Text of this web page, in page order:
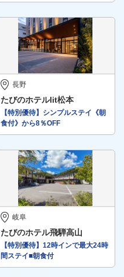
長野
たびのホテルlit松本
【特別優待】シンプルステイ《朝
食付》から8％OFF
岐阜
たびのホテル飛騨高山
【特別優待】12時インで最大24時
間ステイ■朝食付